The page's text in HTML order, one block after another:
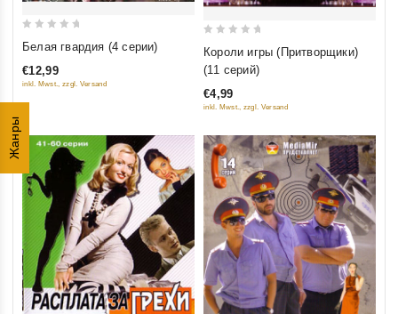
Жанры
of
Белая гвардия (4 серии)
€12,99
inkl. Mwst., zzgl. Versand
out
5
Короли игры (Притворщики)
(11 серий)
€4,99
inkl. Mwst., zzgl. Versand